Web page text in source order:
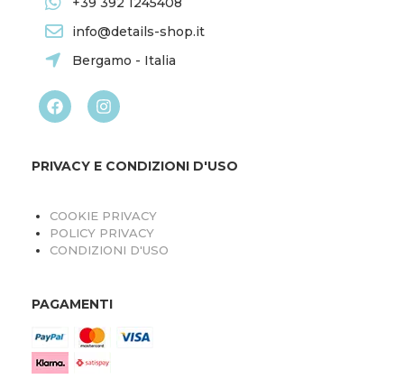
info@details-shop.it
Bergamo - Italia
PRIVACY E CONDIZIONI D'USO
COOKIE PRIVACY
POLICY PRIVACY
CONDIZIONI D'USO
PAGAMENTI